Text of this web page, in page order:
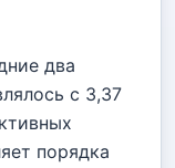
два
с 3,37
порядка